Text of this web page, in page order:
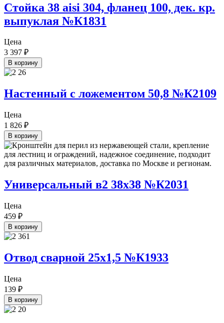
Стойка 38 aisi 304, фланец 100, дек. кр.
выпуклая №К1831
Цена
3 397 ₽
В корзину
Настенный с ложементом 50,8 №К2109
Цена
1 826 ₽
В корзину
Универсальный в2 38х38 №К2031
Цена
459 ₽
В корзину
Отвод сварной 25х1,5 №К1933
Цена
139 ₽
В корзину